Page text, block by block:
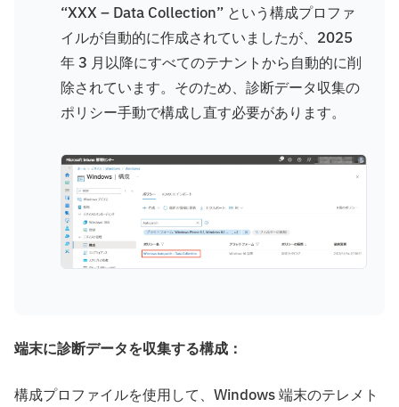
“XXX – Data Collection” という構成プロファ
イルが自動的に作成されていましたが、2025
年 3 月以降にすべてのテナントから自動的に削
除されています。そのため、診断データ収集の
ポリシー手動で構成し直す必要があります。
端末に診断データを収集する構成：
構成プロファイルを使用して、Windows 端末のテレメト